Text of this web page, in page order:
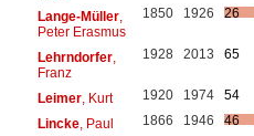
Lange-Müller,
Peter Erasmus
1850 1926 26
Lehrndorfer,
Franz
1928 2013 65
Leimer, Kurt 1920 1974
54
Lincke, Paul 1866 1946
46